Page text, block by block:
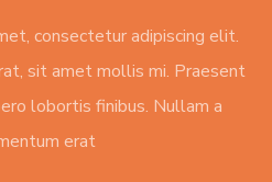
consectetur adipiscing elit.
sit amet mollis mi. Praesent
lobortis finibus. Nullam a
erat